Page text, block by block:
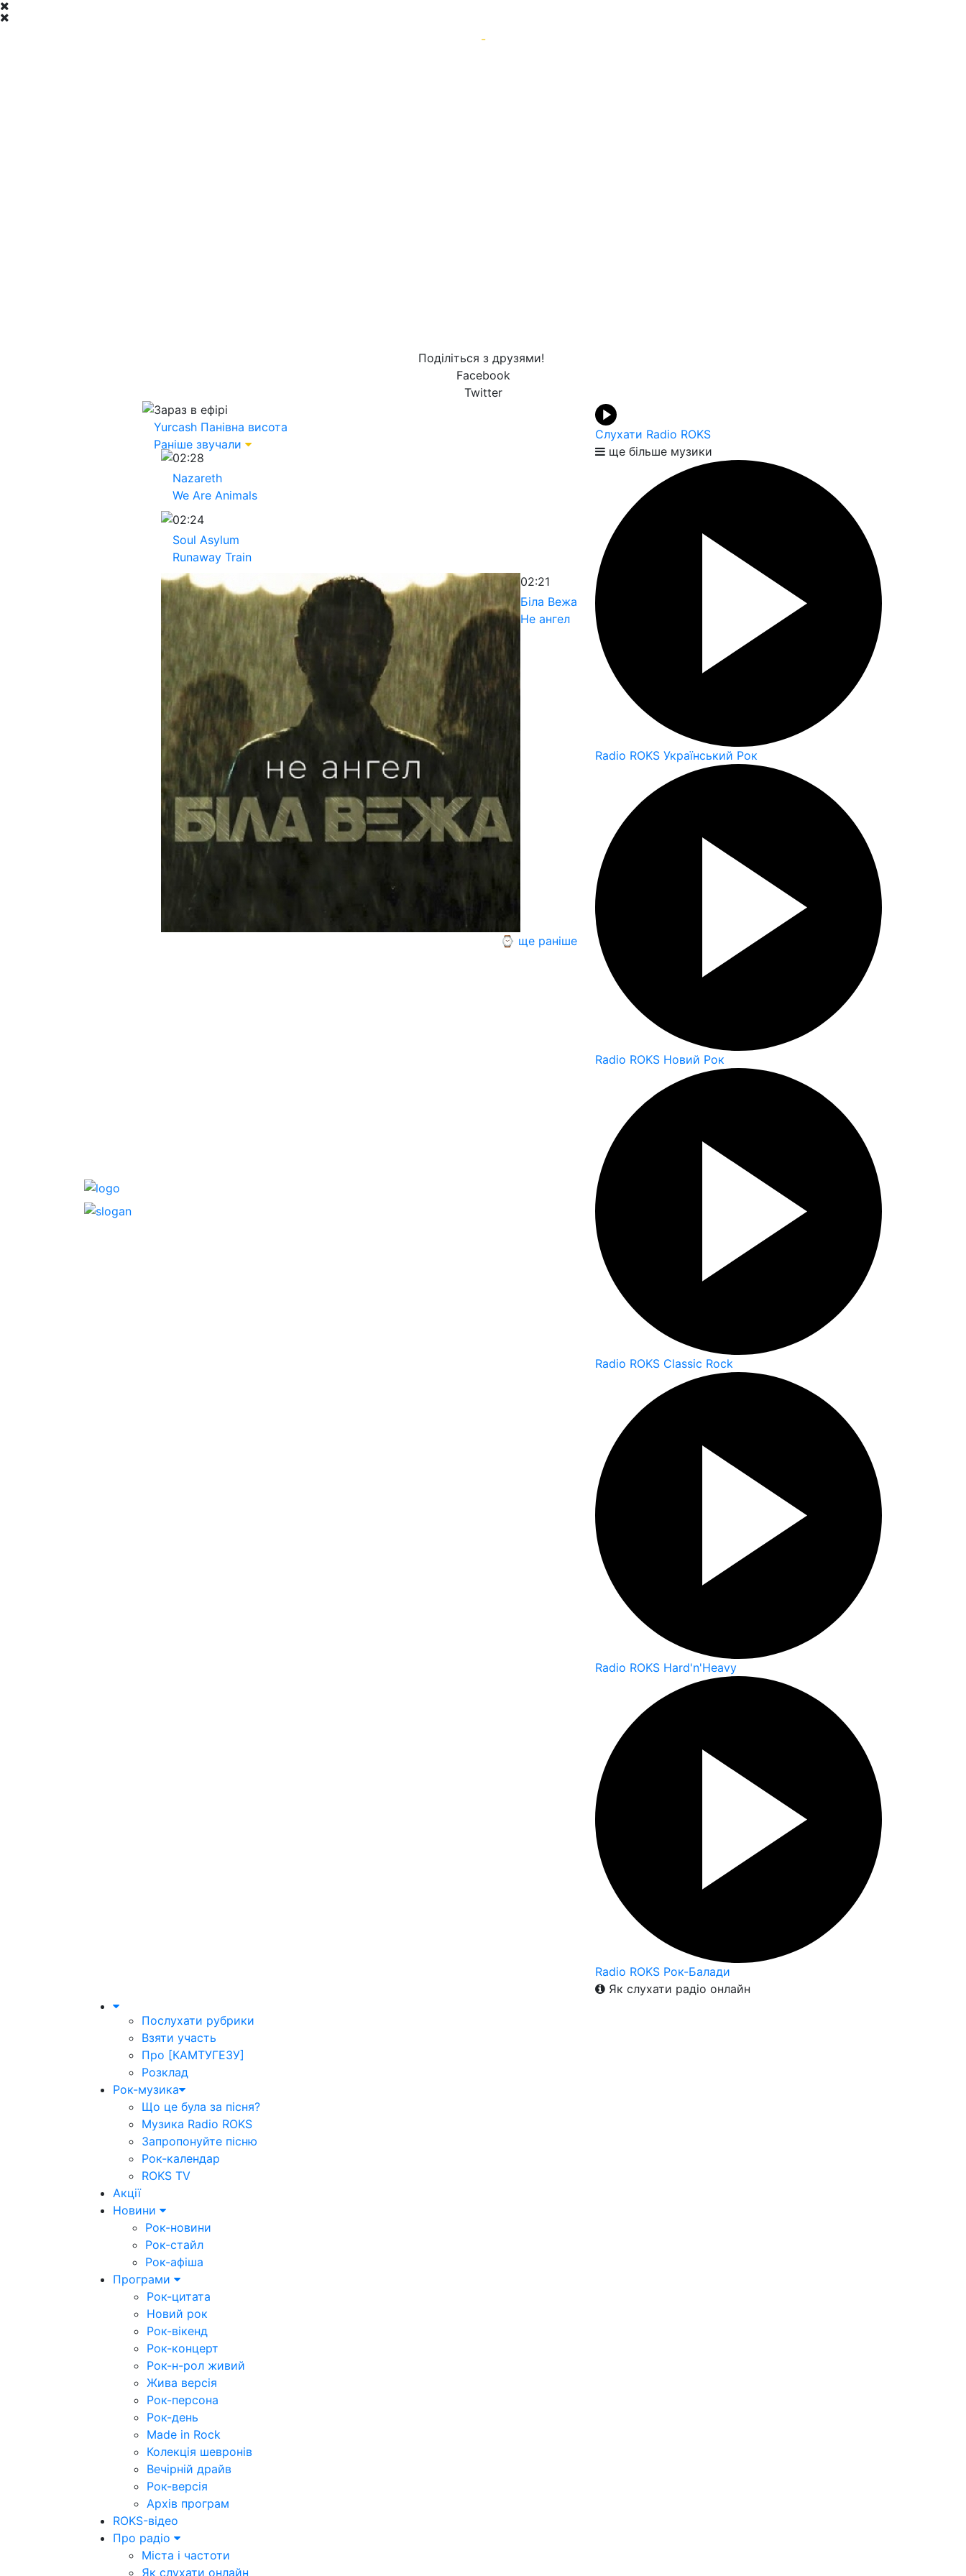
-
Поділіться з друзями!
Facebook
Twitter
Зараз в ефірі
Yurcash Панівна висота
Раніше звучали
02:28
Nazareth
We Are Animals
02:24
Soul Asylum
Runaway Train
02:21
Біла Вежа
Не ангел
⌚ ще раніше
Слухати Radio ROKS
ще більше музики
Radio ROKS Український Рок
Radio ROKS Новий Рок
Radio ROKS Classic Rock
Radio ROKS Hard'n'Heavy
Radio ROKS Рок-Балади
Як слухати радіо онлайн
Послухати рубрики
Взяти участь
Про [КАМТУГЕЗУ]
Розклад
Рок-музика
Що це була за пісня?
Музика Radio ROKS
Запропонуйте пісню
Рок-календар
ROKS TV
Акції
Новини
Рок-новини
Рок-стайл
Рок-афіша
Програми
Рок-цитата
Новий рок
Рок-вікенд
Рок-концерт
Рок-н-рол живий
Жива версія
Рок-персона
Рок-день
Made in Rock
Колекція шевронів
Вечірній драйв
Рок-версія
Архів програм
ROKS-відео
Про радіо
Міста і частоти
Як слухати онлайн